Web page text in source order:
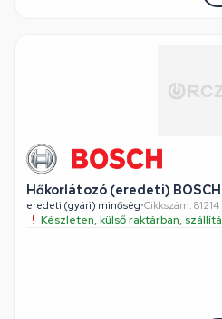
Hőkorlátozó (eredeti)
eredeti (gyári) minőség•Cikkszám: 81214
Készleten, külső raktárban,